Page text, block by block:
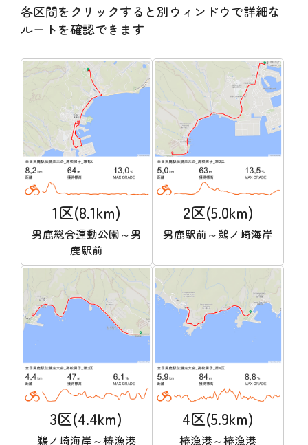
各区間をクリックすると別ウィンドウで詳細な
ルートを確認できます
1区(8.1km)
男鹿総合運動公園～男
鹿駅前
2区(5.0km)
男鹿駅前～鵜ノ崎海岸
3区(4.4km)
鵜ノ崎海岸～椿漁港
4区(5.9km)
椿漁港～椿漁港